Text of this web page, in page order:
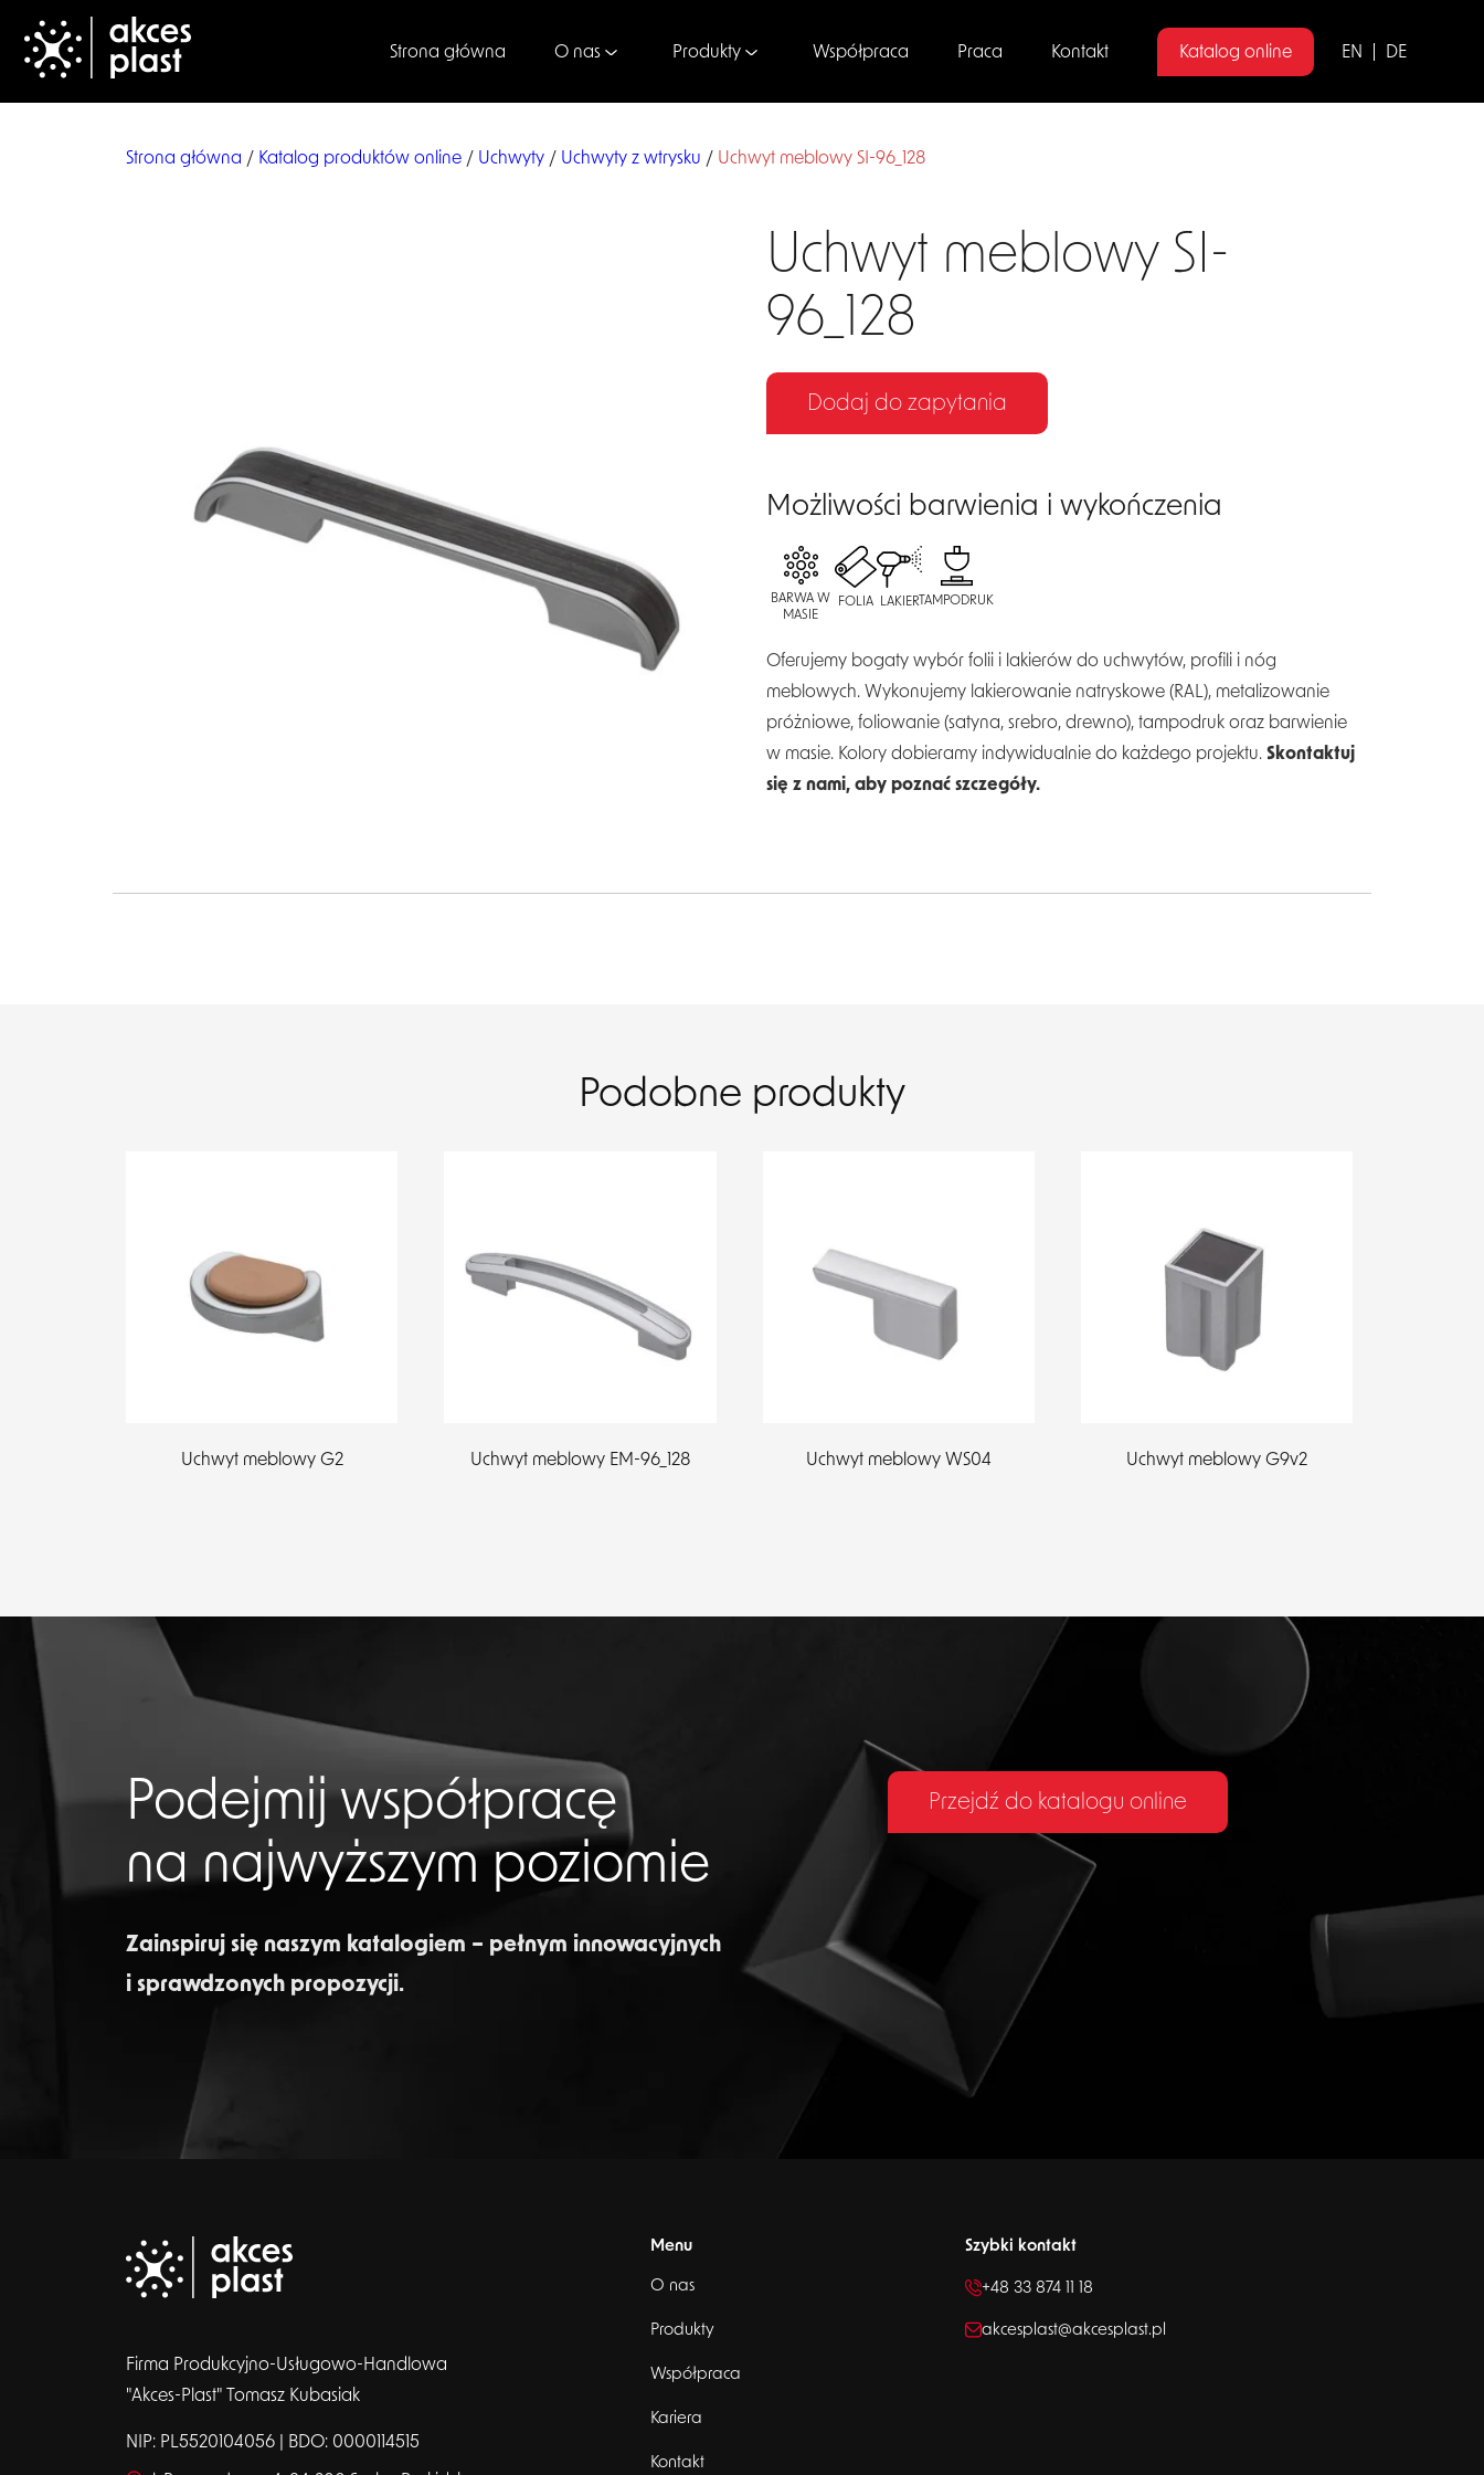
Strona główna O nas Produkty Współpraca Praca Kontakt Katalog online EN DE
Strona główna / Katalog produktów online / Uchwyty / Uchwyty z wtrysku / Uchwyt meblowy SI-96_128
Uchwyt meblowy SI-
96_128
Dodaj do zapytania
Możliwości barwienia i wykończenia
BARWA W
MASIE
FOLIA LAKIERTAMPODRUK
Oferujemy bogaty wybór folii i lakierów do uchwytów, profili i nóg
meblowych. Wykonujemy lakierowanie natryskowe (RAL), metalizowanie
próżniowe, foliowanie (satyna, srebro, drewno), tampodruk oraz barwienie
w masie. Kolory dobieramy indywidualnie do każdego projektu.Skontaktuj
się z nami, aby poznać szczegóły.
Podobne produkty
Uchwyt meblowy G2 Uchwyt meblowy EM-96_128 Uchwyt meblowy WS04 Uchwyt meblowy G9v2
Podejmij współpracę
na najwyższym poziomie
Zainspiruj się naszym katalogiem – pełnym innowacyjnych
i sprawdzonych propozycji.
Przejdź do katalogu online
Firma Produkcyjno-Usługowo-Handlowa
"Akces-Plast" Tomasz Kubasiak
NIP: PL5520104056 | BDO: 0000114515
Menu
O nas
Produkty
Współpraca
Kariera
Kontakt
Szybki kontakt
+48 33 874 11 18
akcesplast@akcesplast.pl